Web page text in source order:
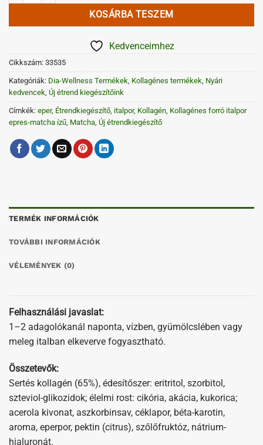
KOSÁRBA TESZEM
Kedvenceimhez
Cikkszám: 33535
Kategóriák: Dia-Wellness Termékek Kollagénes termékek Nyári
kedvencek Új étrend kiegészítőink
Címkék: eper, Étrendkiegészítő italpor, Kollagén Kollagénes forró italpor
epres-matcha ízű Matcha Új étrendkiegészítő
TERMÉK INFORMÁCIÓK
TOVÁBBI INFORMÁCIÓK
VÉLEMÉNYEK (0)
Felhasználási javaslat:
1–2 adagolókanál naponta, vízben, gyümölcslében vagy
meleg italban elkeverve fogyasztható.
Összetevők:
Sertés kollagén (65%), édesítőszer: eritritol, szorbitol,
szteviol-glikozidok; élelmi rost: cikória, akácia, kukorica;
acerola kivonat, aszkorbinsav, céklapor, béta-karotin,
aroma, eperpor, pektin (citrus), szőlőfruktóz, nátrium-
hialuronát.